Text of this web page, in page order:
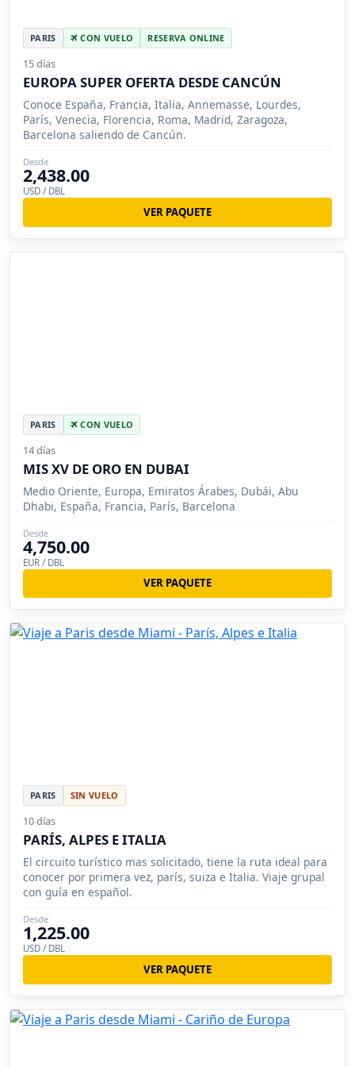
PARIS CON VUELO RESERVA ONLINE
15 días
EUROPA SUPER OFERTA DESDE CANCÚN
Conoce España, Francia, Italia, Annemasse, Lourdes,
París, Venecia, Florencia, Roma, Madrid, Zaragoza,
Barcelona saliendo de Cancún.
Desde
2,438.00
USD / DBL
VER PAQUETE
PARIS CON VUELO
14 días
MIS XV DE ORO EN DUBAI
Medio Oriente, Europa, Emiratos Árabes, Dubái, Abu
Dhabi, España, Francia, París, Barcelona
Desde
4,750.00
EUR / DBL
VER PAQUETE
PARIS SIN VUELO
10 días
PARÍS, ALPES E ITALIA
El circuito turístico mas solicitado, tiene la ruta ideal para
conocer por primera vez, parís, suiza e Italia. Viaje grupal
con guía en español.
Desde
1,225.00
USD / DBL
VER PAQUETE